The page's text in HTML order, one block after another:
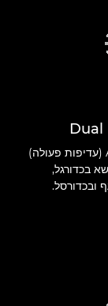
עם מצב Action Priority (עדיפות פעולה)
בכדורגל,
ובכדורסל.